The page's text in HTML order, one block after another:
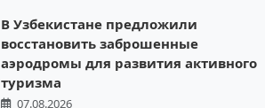
В Узбекистане предложили
восстановить заброшенные
аэродромы для развития активного
туризма
07.08.2026